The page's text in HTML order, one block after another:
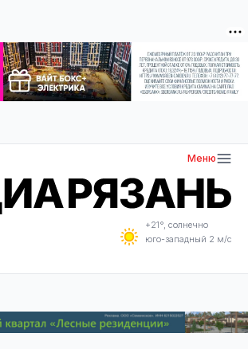
Меню
+21°, солнечно
юго-западный 2 м/с